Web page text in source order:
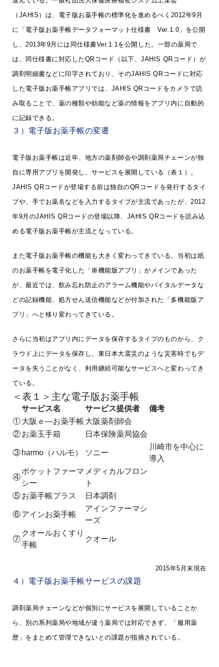
（JAHIS）は、電子版お薬手帳の標準化を進めるべく2012年9月
に「電子版お薬手帳データフォーマット仕様書 Ver.1.0」を公開
し、2013年9月には同仕様書Ver.1.1を公開した。一部の薬局で
は、同仕様書に対応したQRコード（以下、JAHIS QRコード）が
調剤明細書などに印字されており、そのJAHIS QRコードに対応
した電子版お薬手帳アプリでは、JAHIS QRコードをカメラで読
み取ることで、薬の種類や効能など薬の情報をアプリ内に自動的
に記録できる。
３）電子版お薬手帳の変遷
電子版お薬手帳は近年、地方の薬剤師会や調剤薬局チェーンが独
自に専用アプリを開発し、サービスを展開している（表１）。
JAHIS QRコードが登場する前は独自のQRコードを発行するタイ
プや、手でお薬名などを入力するタイプが主流であったが、2012
年9月のJAHIS QRコードの登場以降、JAHIS QRコードを読み込
める電子版お薬手帳が主流となっている。
また電子版お薬手帳の機能も大きく変わってきている。当初は紙
のお薬手帳を電子化した「単機能版アプリ」がメインであった
が、最近では、飲み忘れ防止のアラーム機能やバイタルデータな
どの記録機能、処方せん送信機能などが付加された「多機能版ア
プリ」へと移り変わってきている。
さらに当初はアプリ内にデータを保存するタイプのものから、ク
ラウド上にデータを保存し、東日本大震災のような災害時でもデ
ータを失うことがなく、利用継続可能なサービスへと変わってき
ている。
＜表１＞主な電子版お薬手帳
サービス名 サービス提供者
備考
①大阪ｅ―お薬手帳 大阪薬剤師会
②お薬玉手箱 日本保険薬局協会
③ harmo（ハルモ） ソニー
川崎市を中心に
導入
④
ポケットファーマ
シー
メディカルフロン
ト
⑤お薬手帳プラス 日本調剤
⑥アインお薬手帳
アインファーマシ
ーズ
⑦
クオールおくすり
手帳
クオール
2015年5月末現在
４）電子版お薬手帳サービスの課題
調剤薬局チェーンなどが個別にサービスを展開していることか
ら、別の系列薬局や地域が違う薬局では対応できず、「服用薬
歴」をまとめて管理できないとの課題が指摘されている。